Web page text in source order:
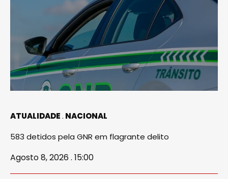
ATUALIDADE NACIONAL
583 detidos pela GNR em flagrante delito
Agosto 8, 2026 . 15:00